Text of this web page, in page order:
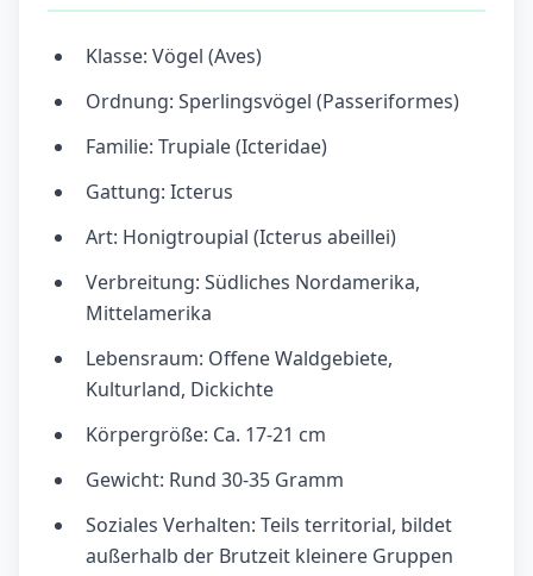
Klasse: Vögel (Aves)
Ordnung: Sperlingsvögel (Passeriformes)
Familie: Trupiale (Icteridae)
Gattung: Icterus
Art: Honigtroupial (Icterus abeillei)
Verbreitung: Südliches Nordamerika,
Mittelamerika
Lebensraum: Offene Waldgebiete,
Kulturland, Dickichte
Körpergröße: Ca. 17-21 cm
Gewicht: Rund 30-35 Gramm
Soziales Verhalten: Teils territorial, bildet
außerhalb der Brutzeit kleinere Gruppen